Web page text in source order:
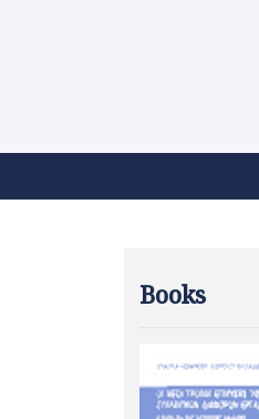
Books